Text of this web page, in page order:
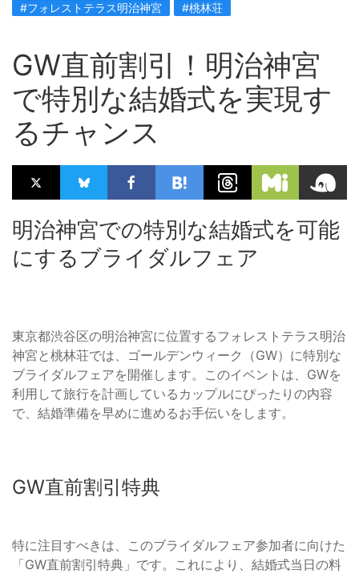
#フォレストテラス明治神宮
#桃林荘
GW直前割引！明治神宮
で特別な結婚式を実現す
るチャンス
明治神宮での特別な結婚式を可能
にするブライダルフェア
東京都渋谷区の明治神宮に位置するフォレストテラス明治
神宮と桃林荘では、ゴールデンウィーク（GW）に特別な
ブライダルフェアを開催します。このイベントは、GWを
利用して旅行を計画しているカップルにぴったりの内容
で、結婚準備を早めに進めるお手伝いをします。
GW直前割引特典
特に注目すべきは、このブライダルフェア参加者に向けた
「GW直前割引特典」です。これにより、結婚式当日の料